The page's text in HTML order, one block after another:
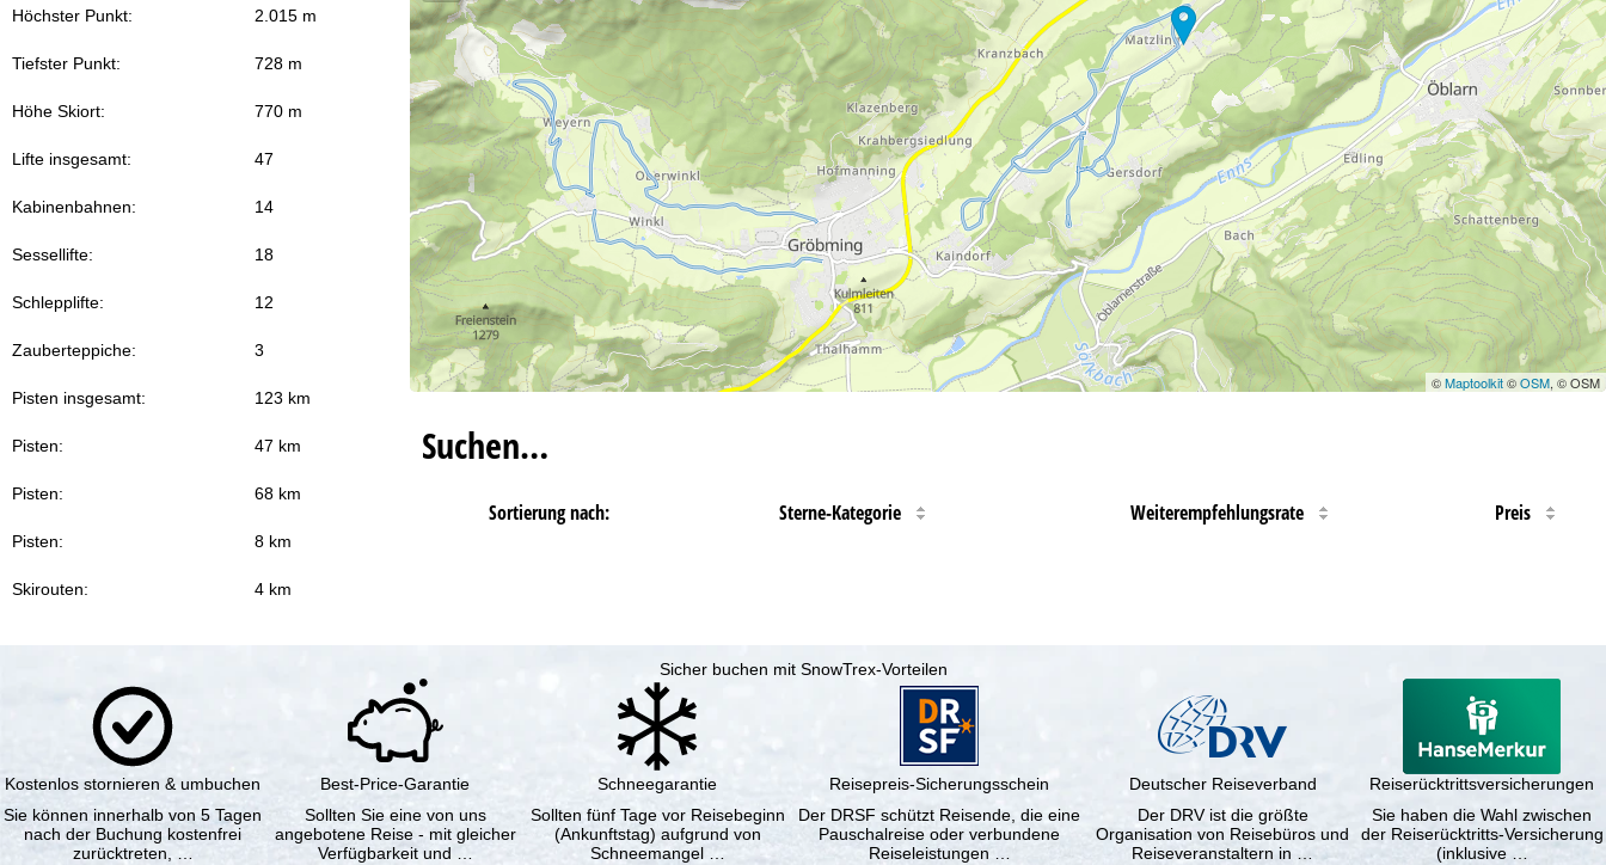
Höchster Punkt: 2.015 m
Tiefster Punkt: 728 m
Höhe Skiort: 770 m
Lifte insgesamt: 47
Kabinenbahnen: 14
Sessellifte: 18
Schlepplifte: 12
Zauberteppiche: 3
Pisten insgesamt: 123 km
Pisten: 47 km
Pisten: 68 km
Pisten: 8 km
Skirouten: 4 km
©Maptoolkit©OSM, © OSM
Suchen…
Sortierung nach: Sterne-Kategorie Weiterempfehlungsrate Preis
Sicher buchen mit SnowTrex-Vorteilen
Kostenlos stornieren & umbuchen
Sie können innerhalb von 5 Tagen
nach der Buchung kostenfrei
zurücktreten, …
Best-Price-Garantie
Sollten Sie eine von uns
angebotene Reise - mit gleicher
Verfügbarkeit und …
Schneegarantie
Sollten fünf Tage vor Reisebeginn
(Ankunftstag) aufgrund von
Schneemangel …
Reisepreis-Sicherungsschein
Der DRSF schützt Reisende, die eine
Pauschalreise oder verbundene
Reiseleistungen …
Deutscher Reiseverband
Der DRV ist die größte
Organisation von Reisebüros und
Reiseveranstaltern in …
Reiserücktrittsversicherungen
Sie haben die Wahl zwischen
der Reiserücktritts-Versicherung
(inklusive …